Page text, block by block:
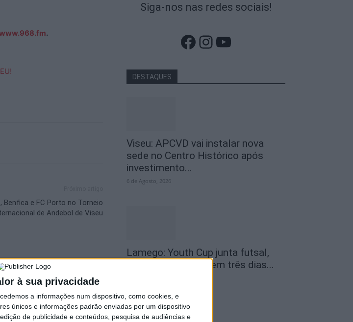
à sua privacidade
a informações num dispositivo, como cookies, e
únicos e informações padrão enviadas por um dispositivo
de publicidade e conteúdos, pesquisa de audiências e
.
Benfica e FC Porto no Torneio
de Andebol de Viseu
Siga-nos nas redes sociais!
Facebook
Instagram
YouTube
DESTAQUES
Viseu: APCVD vai instalar nova
sede no Centro Histórico após
investimento...
6 de Agosto, 2026
Lamego: Youth Cup junta futsal,
andebol e voleibol em três dias...